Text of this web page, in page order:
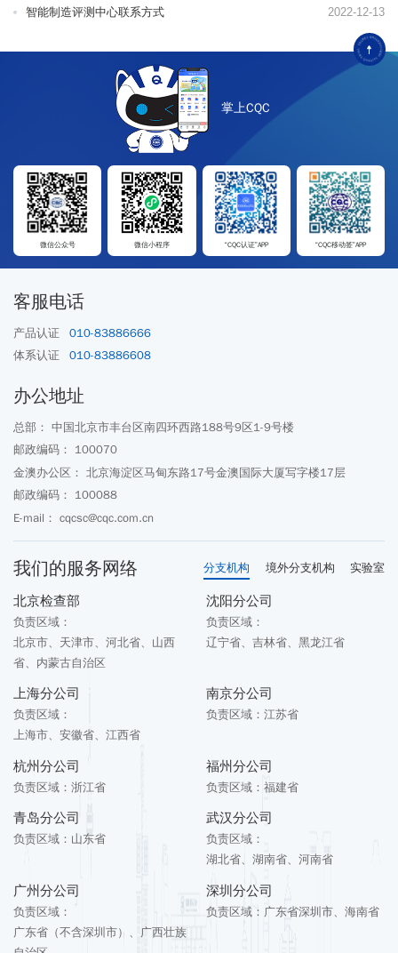
智能制造评测中心联系方式 2022-12-13
掌上CQC
微信公众号 微信小程序 “CQC认证”APP “CQC移动签”APP
客服电话
产品认证
010-83886666
体系认证
010-83886608
办公地址
总部： 中国北京市丰台区南四环西路188号9区1-9号楼
邮政编码： 100070
金澳办公区： 北京海淀区马甸东路17号金澳国际大厦写字楼17层
邮政编码： 100088
E-mail： cqcsc@cqc.com.cn
我们的服务网络 分支机构 境外分支机构 实验室
北京检查部
负责区域：
北京市、天津市、河北省、山西
省、内蒙古自治区
沈阳分公司
负责区域：
辽宁省、吉林省、黑龙江省
上海分公司
负责区域：
上海市、安徽省、江西省
南京分公司
负责区域：江苏省
杭州分公司
负责区域： 浙江省
福州分公司
负责区域：福建省
青岛分公司
负责区域： 山东省
武汉分公司
负责区域：
湖北省、湖南省、河南省
广州分公司
负责区域：
广东省（不含深圳市）、广西壮族
深圳分公司
负责区域： 广东省深圳市、海南省